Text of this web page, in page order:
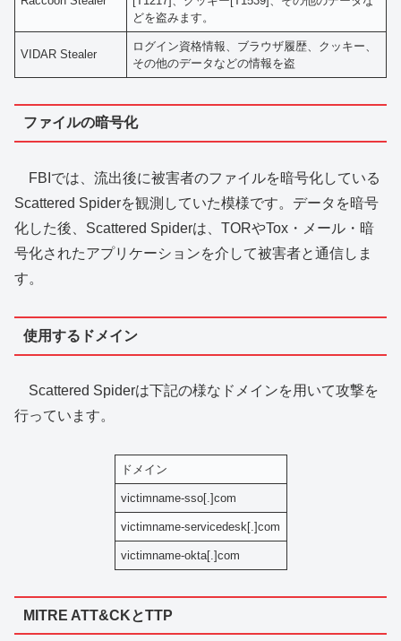
どを盗みます。
VIDAR Stealer
ログイン資格情報、ブラウザ履歴、クッキー、
その他のデータなどの情報を盗
ファイルの暗号化
FBIでは、流出後に被害者のファイルを暗号化している
Scattered Spiderを観測していた模様です。データを暗号
化した後、Scattered Spiderは、TORやTox・メール・暗
号化されたアプリケーションを介して被害者と通信しま
す。
使用するドメイン
Scattered Spiderは下記の様なドメインを用いて攻撃を
行っています。
ドメイン
victimname-sso[.]com
victimname-servicedesk[.]com
victimname-okta[.]com
MITRE ATT&CKとTTP